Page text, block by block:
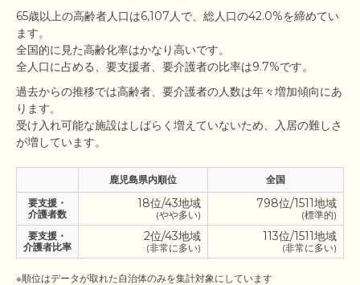
65歳以上の高齢者人口は6,107人で、総人口の42.0%を締めてい
ます。
全国的に見た高齢化率はかなり高いです。
過去からの推移では高齢者、要介護者の人数は年々増加傾向にあ
ります。
受け入れ可能な施設はしばらく増えていないため、入居の難しさ
鹿児島県内順位
全国
要支援・
介護者数
18位/43地域
(やや多い)
798位/1511地域
(標準的)
要支援・
介護者比率
2位/43地域
(非常に多い)
113位/1511地域
(非常に多い)
※順位はデータが取れた自治体のみを集計対象にしています